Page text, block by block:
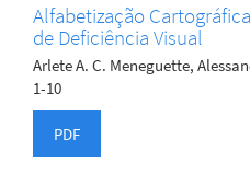
Alfabetização
de Deficiência Visual
Arlete A. C. Meneguette,
1-10
PDF